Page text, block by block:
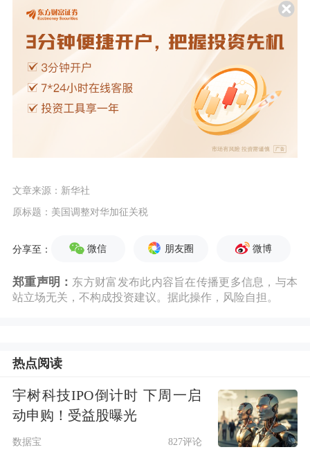
文章来源：新华社
原标题：美国调整对华加征关税
分享至： 微信 朋友圈 微博
郑重声明： 东方财富发布此内容旨在传播更多信息，与本
站立场无关，不构成投资建议。据此操作，风险自担。
热点阅读
宇树科技IPO倒计时 下周一启
动申购！受益股曝光
数据宝 827评论